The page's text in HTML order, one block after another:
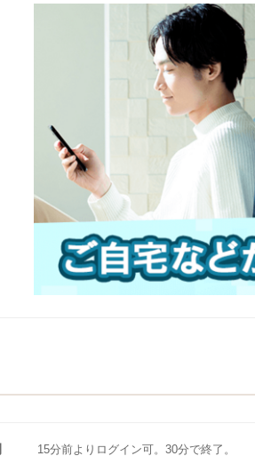
15分前よりログイン可。30分で終了。